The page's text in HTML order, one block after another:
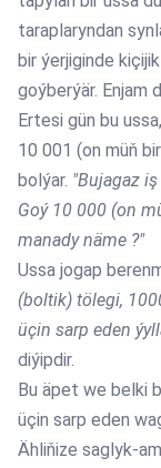
taraplaryndan
bir ýerjiginde
goýberýär. Enjam
Ertesi gün bu
10 001 (on müň
bolýar. "Bujagaz
Goý 10 000 (on
manady näme ?"
Ussa jogap
(boltik) tölegi,
üçin sarp eden
diýipdir.
Bu äpet we belki
üçin sarp eden
Ähliňize saglyk-